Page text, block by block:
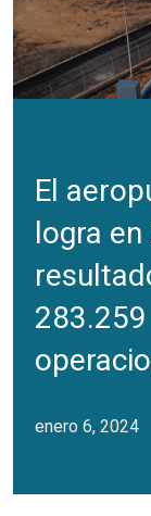
El
logra
enero 6, 2024